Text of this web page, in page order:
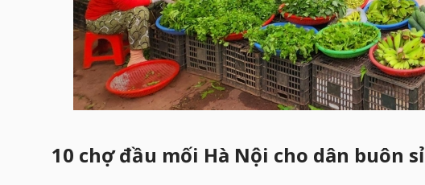
10 chợ đầu mối Hà Nội cho dân buôn sỉ